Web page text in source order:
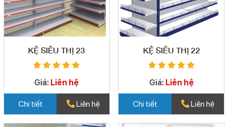
KỆ SIÊU THỊ 23
Giá: Liên hệ
Chi tiết Liên hệ
KỆ SIÊU THỊ 22
Giá: Liên hệ
Chi tiết Liên hệ